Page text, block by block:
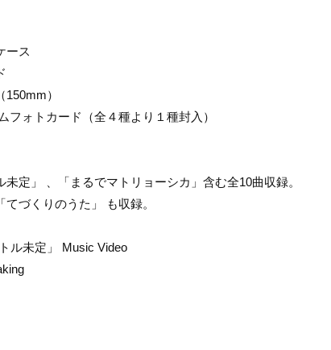
ース
150mm）
フォトカード（全４種より１種封入）
未定」 、「まるでマトリョーシカ」含む全10曲収録。
づくりのうた」 も収録。
ル未定」 Music Video